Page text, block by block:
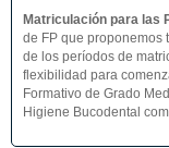
Matriculación para las
de FP que proponemos
de los períodos de
flexibilidad para
Formativo de Grado
Higiene Bucodental